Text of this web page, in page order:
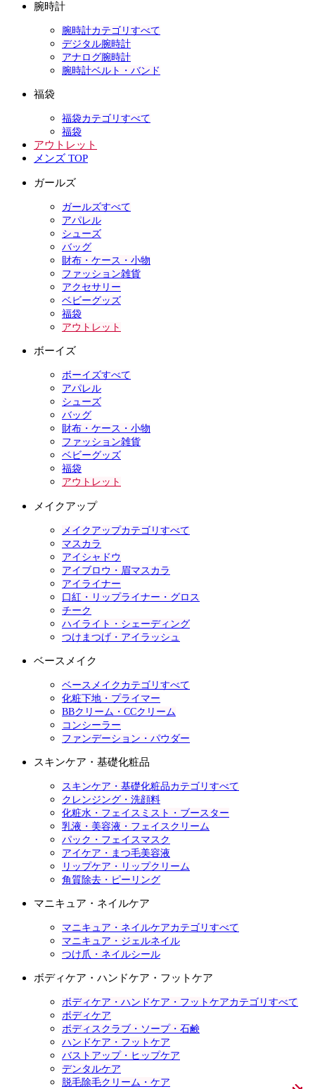
腕時計
腕時計カテゴリすべて
デジタル腕時計
アナログ腕時計
腕時計ベルト・バンド
福袋
福袋カテゴリすべて
福袋
アウトレット
メンズ TOP
ガールズ
ガールズすべて
アパレル
シューズ
バッグ
財布・ケース・小物
ファッション雑貨
アクセサリー
ベビーグッズ
福袋
アウトレット
ボーイズ
ボーイズすべて
アパレル
シューズ
バッグ
財布・ケース・小物
ファッション雑貨
ベビーグッズ
福袋
アウトレット
メイクアップ
メイクアップカテゴリすべて
マスカラ
アイシャドウ
アイブロウ・眉マスカラ
アイライナー
口紅・リップライナー・グロス
チーク
ハイライト・シェーディング
つけまつげ・アイラッシュ
ベースメイク
ベースメイクカテゴリすべて
化粧下地・プライマー
BBクリーム・CCクリーム
コンシーラー
ファンデーション・パウダー
スキンケア・基礎化粧品
スキンケア・基礎化粧品カテゴリすべて
クレンジング・洗顔料
化粧水・フェイスミスト・ブースター
乳液・美容液・フェイスクリーム
パック・フェイスマスク
アイケア・まつ毛美容液
リップケア・リップクリーム
角質除去・ピーリング
マニキュア・ネイルケア
マニキュア・ネイルケアカテゴリすべて
マニキュア・ジェルネイル
つけ爪・ネイルシール
ボディケア・ハンドケア・フットケア
ボディケア・ハンドケア・フットケアカテゴリすべて
ボディケア
ボディスクラブ・ソープ・石鹸
ハンドケア・フットケア
バストアップ・ヒップケア
デンタルケア
脱毛除毛クリーム・ケア